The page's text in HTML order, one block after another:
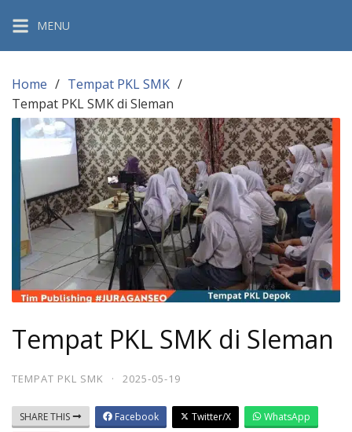
content
MENU
Home
Tempat PKL SMK
Tempat PKL SMK di Sleman
Tempat PKL SMK di Sleman
TEMPAT PKL SMK · 2025-05-19
SHARE THIS Facebook Twitter/X
WhatsApp